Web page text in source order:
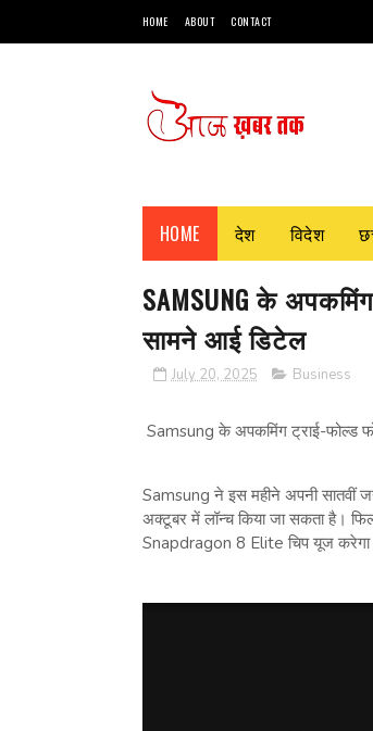
HOME ABOUT CONTACT
HOME देश विदेश
SAMSUNG के
सामने आई डिटेल
July 20, 2025 Business
Samsung के अपकमिंग ट्राई-फोल्ड
Samsung ने इस महीने अपनी
अक्टूबर में लॉन्च किया जा सकता है।
Snapdragon 8 Elite चिप यूज